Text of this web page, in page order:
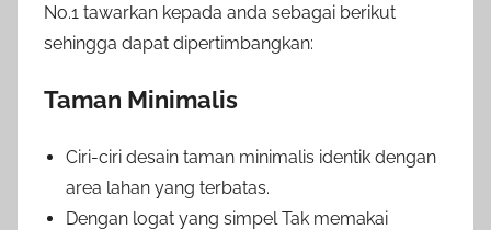
No.1 tawarkan kepada anda sebagai berikut
sehingga dapat dipertimbangkan:
Taman Minimalis
Ciri-ciri desain taman minimalis identik dengan
area lahan yang terbatas.
Dengan logat yang simpel Tak memakai